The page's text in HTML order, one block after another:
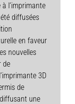
l’imprimante
diffusées
en faveur
nouvelles
de
3D
de
une